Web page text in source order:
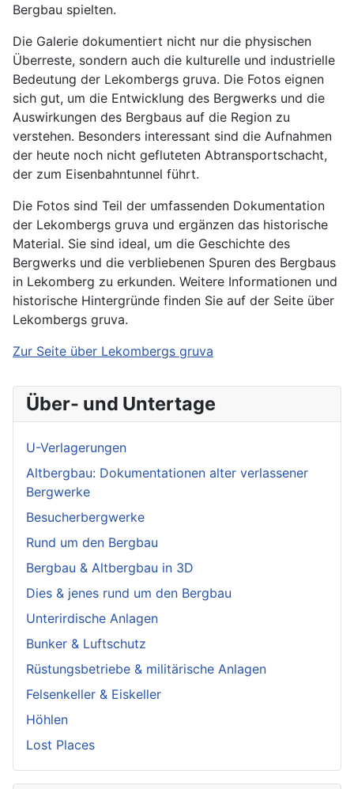
Bergbau spielten.
Die Galerie dokumentiert nicht nur die physischen
Überreste, sondern auch die kulturelle und industrielle
Bedeutung der Lekombergs gruva. Die Fotos eignen
sich gut, um die Entwicklung des Bergwerks und die
Auswirkungen des Bergbaus auf die Region zu
verstehen. Besonders interessant sind die Aufnahmen
der heute noch nicht gefluteten Abtransportschacht,
der zum Eisenbahntunnel führt.
Die Fotos sind Teil der umfassenden Dokumentation
der Lekombergs gruva und ergänzen das historische
Material. Sie sind ideal, um die Geschichte des
Bergwerks und die verbliebenen Spuren des Bergbaus
in Lekomberg zu erkunden. Weitere Informationen und
historische Hintergründe finden Sie auf der Seite über
Lekombergs gruva.
Zur Seite über Lekombergs gruva
Über- und Untertage
U-Verlagerungen
Altbergbau: Dokumentationen alter verlassener
Bergwerke
Besucherbergwerke
Rund um den Bergbau
Bergbau & Altbergbau in 3D
Dies & jenes rund um den Bergbau
Unterirdische Anlagen
Bunker & Luftschutz
Rüstungsbetriebe & militärische Anlagen
Felsenkeller & Eiskeller
Höhlen
Lost Places